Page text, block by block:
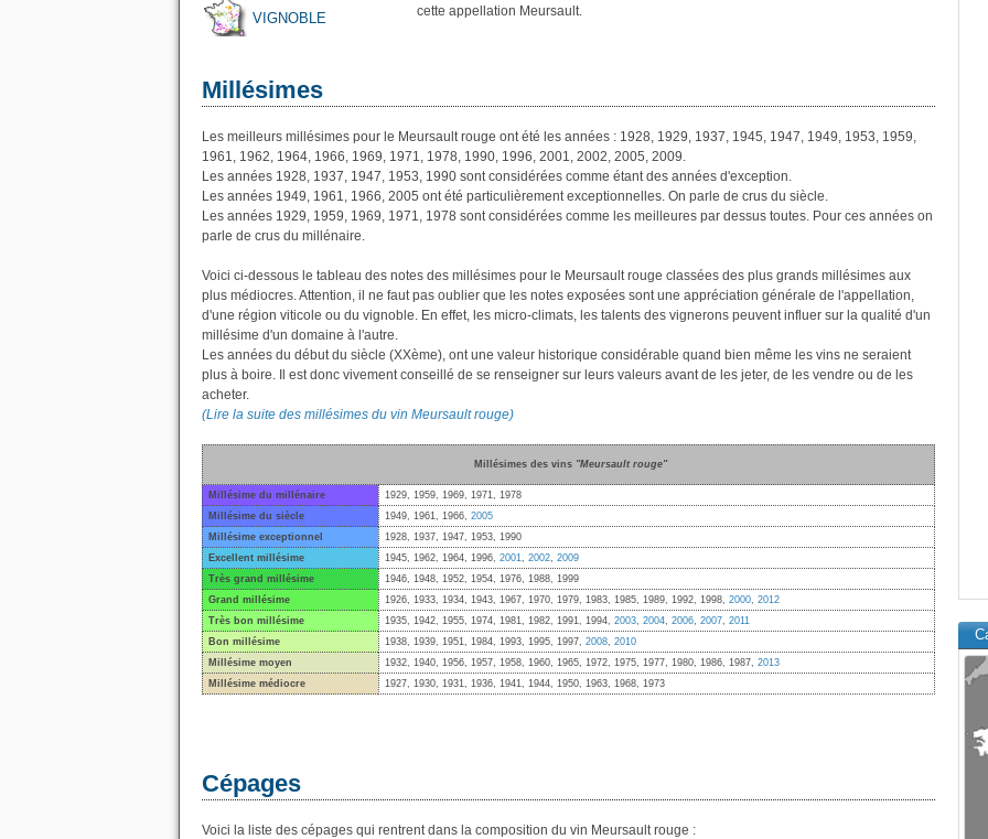
VIGNOBLE
cette appellation Meursault.
Millésimes
Les meilleurs millésimes pour le Meursault rouge ont été les années : 1928, 1929, 1937, 1945, 1947, 1949, 1953, 1959,
1961, 1962, 1964, 1966, 1969, 1971, 1978, 1990, 1996, 2001, 2002, 2005, 2009.
Les années 1928, 1937, 1947, 1953, 1990 sont considérées comme étant des années d'exception.
Les années 1949, 1961, 1966, 2005 ont été particulièrement exceptionnelles. On parle de crus du siècle.
Les années 1929, 1959, 1969, 1971, 1978 sont considérées comme les meilleures par dessus toutes. Pour ces années on
parle de crus du millénaire.
Voici ci-dessous le tableau des notes des millésimes pour le Meursault rouge classées des plus grands millésimes aux
plus médiocres. Attention, il ne faut pas oublier que les notes exposées sont une appréciation générale de l'appellation,
d'une région viticole ou du vignoble. En effet, les micro-climats, les talents des vignerons peuvent influer sur la qualité d'un
millésime d'un domaine à l'autre.
Les années du début du siècle (XXème), ont une valeur historique considérable quand bien même les vins ne seraient
plus à boire. Il est donc vivement conseillé de se renseigner sur leurs valeurs avant de les jeter, de les vendre ou de les
acheter.
(Lire la suite des millésimes du vin Meursault rouge)
Millésimes des vins "Meursault rouge"
Millésime du millénaire
1929, 1959, 1969, 1971, 1978
Millésime du siècle
1949, 1961, 1966, 2005
Millésime exceptionnel
1928, 1937, 1947, 1953, 1990
Excellent millésime
1945, 1962, 1964, 1996, 2001, 2002, 2009
Très grand millésime
1946, 1948, 1952, 1954, 1976, 1988, 1999
Grand millésime
1926, 1933, 1934, 1943, 1967, 1970, 1979, 1983, 1985, 1989, 1992, 1998, 2000, 2012
Très bon millésime
1935, 1942, 1955, 1974, 1981, 1982, 1991, 1994, 2003, 2004, 2006, 2007, 2011
Bon millésime
1938, 1939, 1951, 1984, 1993, 1995, 1997, 2008, 2010
Millésime moyen
1932, 1940, 1956, 1957, 1958, 1960, 1965, 1972, 1975, 1977, 1980, 1986, 1987, 2013
Millésime médiocre
1927, 1930, 1931, 1936, 1941, 1944, 1950, 1963, 1968, 1973
Cépages
Voici la liste des cépages qui rentrent dans la composition du vin Meursault rouge :